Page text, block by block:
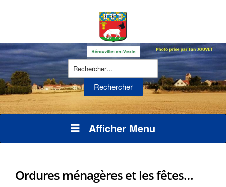
Rechercher :
Afficher Menu
Ordures ménagères et les fêtes…